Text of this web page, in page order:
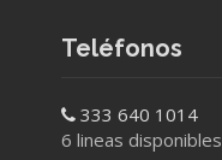
Teléfonos
333 640 1014
6 lineas disponibles